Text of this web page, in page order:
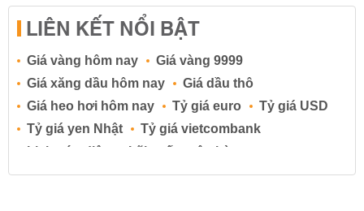
LIÊN KẾT NỔI BẬT
Giá vàng hôm nay
Giá vàng 9999
Giá xăng dầu hôm nay
Giá dầu thô
Giá heo hơi hôm nay
Tỷ giá euro
Tỷ giá USD
Tỷ giá yen Nhật
Tỷ giá vietcombank
Lịch cúp điện
Lãi suất ngân hàng
Lãi suất tiết kiệm
Lãi suất tiền gửi